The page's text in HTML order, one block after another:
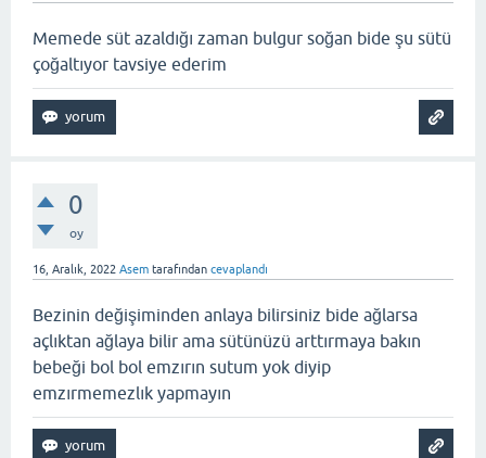
Memede süt azaldığı zaman bulgur soğan bide şu sütü
çoğaltıyor tavsiye ederim
0
oy
16, Aralık, 2022 Asem tarafından cevaplandı
Bezinin değişiminden anlaya bilirsiniz bide ağlarsa
açlıktan ağlaya bilir ama sütünüzü arttırmaya bakın
bebeği bol bol emzırın sutum yok diyip
emzırmemezlık yapmayın